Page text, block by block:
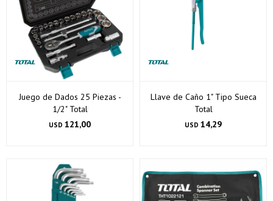
Juego de Dados 25 Piezas -
1/2" Total
USD 121,00
Llave de Caño 1" Tipo Sueca
Total
USD 14,29
* sujeto aprobación crediticia.
Verifica si estás calificado para comprar con Pago